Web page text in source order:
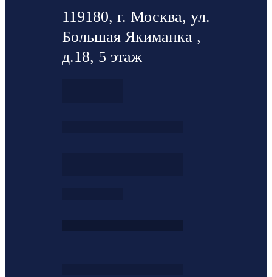
119180, г. Москва, ул.
Большая Якиманка ,
д.18, 5 этаж